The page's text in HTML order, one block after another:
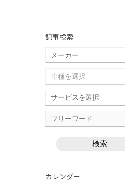
記事検索
カレンダー